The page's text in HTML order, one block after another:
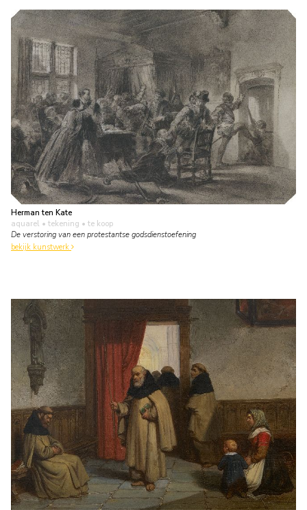
Herman ten Kate
aquarel • tekening • te koop
De verstoring van een protestantse godsdienstoefening
bekijk kunstwerk